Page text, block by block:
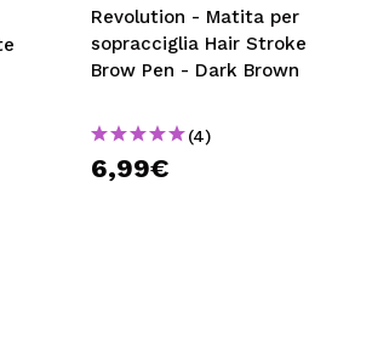
Revolution - Matita per
sopracciglia Hair Stroke
Brow Pen - Dark Brown
(4)
6,99€